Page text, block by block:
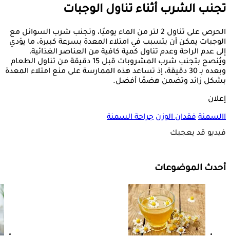
تجنب الشرب أثناء تناول الوجبات
الحرص على تناول 2 لتر من الماء يوميًا، وتجنب شرب السوائل مع
الوجبات يمكن أن يتسبب في امتلاء المعدة بسرعة كبيرة، ما يؤدي
إلى عدم الراحة وعدم تناول كمية كافية من العناصر الغذائية،
ويُنصح بتجنب شرب المشروبات قبل 15 دقيقة من تناول الطعام
وبعده بـ 30 دقيقة، إذ تساعد هذه الممارسة على منع امتلاء المعدة
بشكل زائد وتضمن هضمًا أفضل.
إعلان
االسمنة فقدان الوزن جراحة السمنة
فيديو قد يعجبك
أحدث الموضوعات